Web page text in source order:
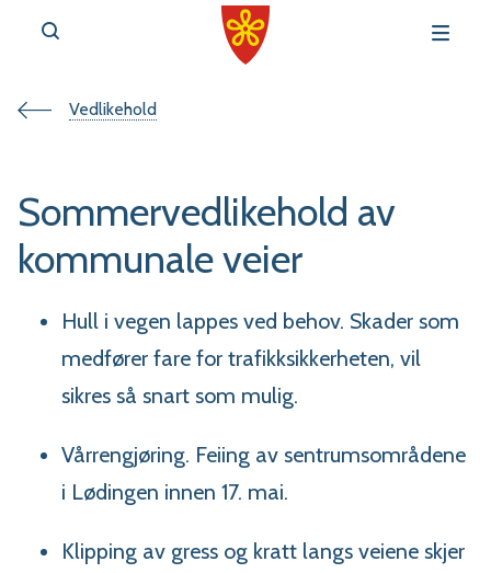
Du
her:
Vedlikehold
Sommervedlikehold av
kommunale veier
Hull i vegen lappes ved behov. Skader som
medfører fare for trafikksikkerheten, vil
sikres så snart som mulig.
Vårrengjøring. Feiing av sentrumsområdene
i Lødingen innen 17. mai.
Klipping av gress og kratt langs veiene skjer